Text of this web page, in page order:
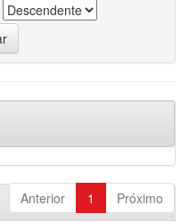
Anterior 1 Próximo